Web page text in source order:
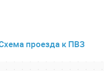
проезда к ПВЗ